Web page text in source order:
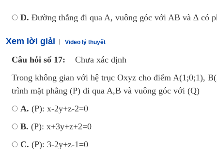
D. Đường thẳng đi qua A, vuông góc với AB và ∆ có
Xem lời giải Video lý thuyết
Câu hỏi số 17:
Chưa xác định
Trong không gian với hệ trục Oxyz cho điểm A(1;0;1),
trình mặt phẳng (P) đi qua A,B và vuông góc với (Q)
A. (P): x-2y+z-2=0
B. (P): x+3y+z+2=0
C. (P): 3-2y+z-1=0